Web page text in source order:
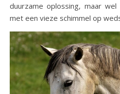
duurzame oplossing, maar
met een vieze schimmel op